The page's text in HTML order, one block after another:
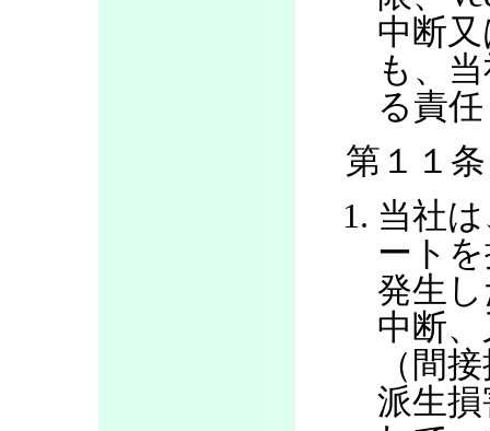
中断
も、
る責
第１１
当社
ート
発生
中断
（間
派生